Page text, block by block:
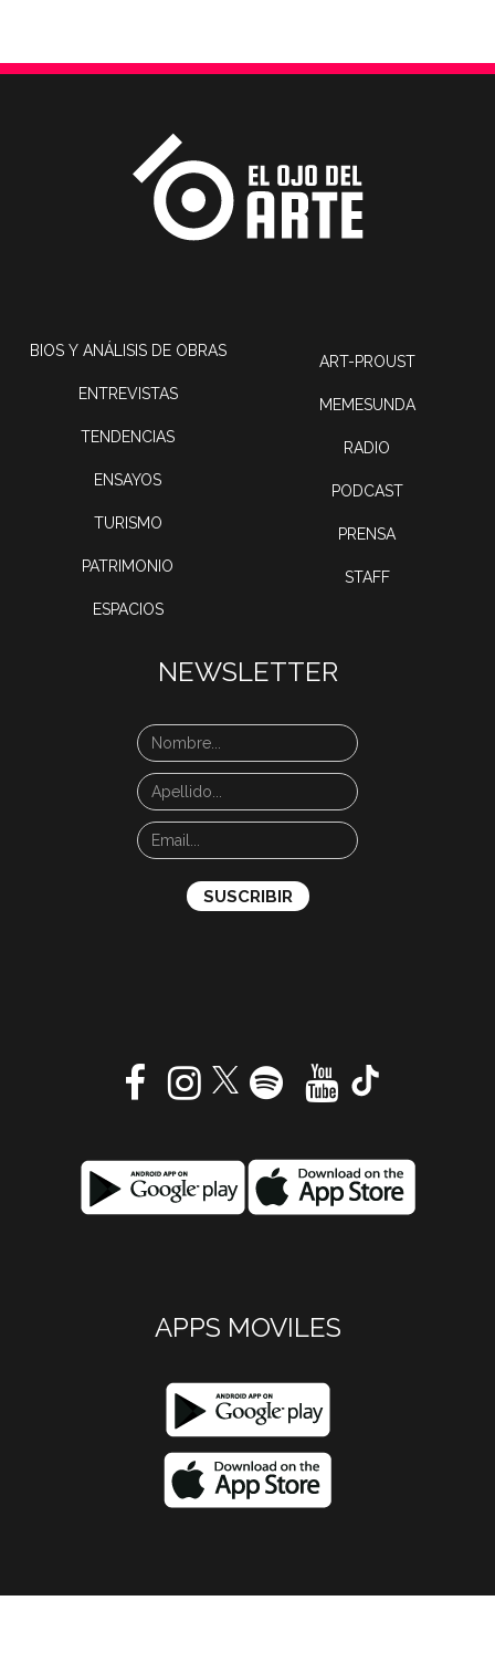
BIOS Y ANÁLISIS DE OBRAS
ENTREVISTAS
TENDENCIAS
ENSAYOS
TURISMO
PATRIMONIO
ESPACIOS
ART-PROUST
MEMESUNDA
RADIO
PODCAST
PRENSA
STAFF
NEWSLETTER
APPS MOVILES